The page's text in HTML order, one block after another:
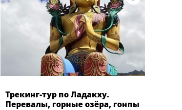
Трекинг-тур по Ладакху.
Перевалы, горные озёра, гонпы